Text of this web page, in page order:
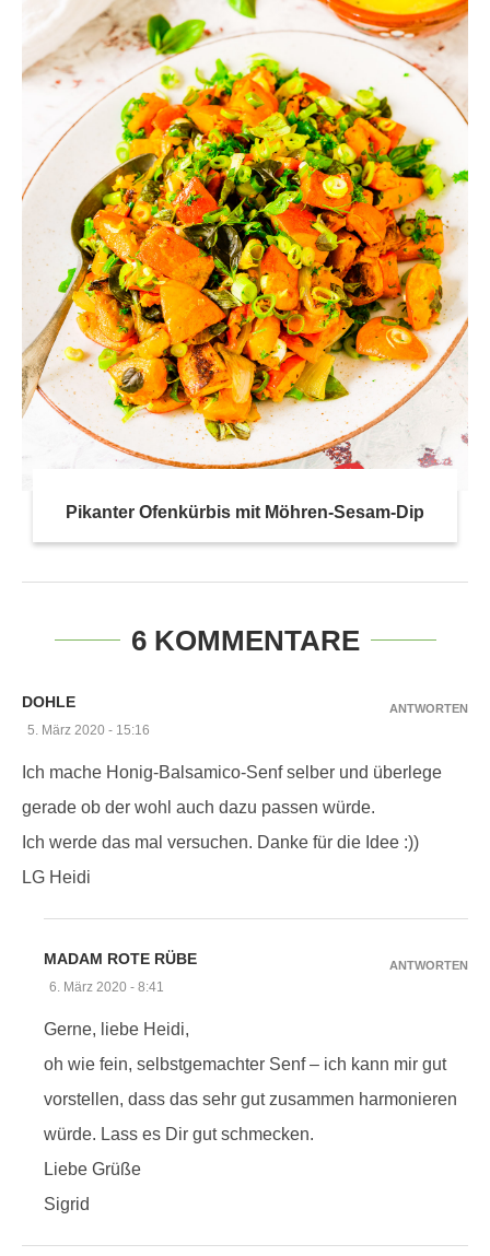
Pikanter Ofenkürbis mit Möhren-Sesam-Dip
6 KOMMENTARE
DOHLE
5. März 2020 - 15:16
Ich mache Honig-Balsamico-Senf selber und überlege
gerade ob der wohl auch dazu passen würde.
Ich werde das mal versuchen. Danke für die Idee :))
LG Heidi
ANTWORTEN
MADAM ROTE RÜBE
6. März 2020 - 8:41
Gerne, liebe Heidi,
oh wie fein, selbstgemachter Senf – ich kann mir gut
vorstellen, dass das sehr gut zusammen harmonieren
würde. Lass es Dir gut schmecken.
Liebe Grüße
Sigrid
ANTWORTEN